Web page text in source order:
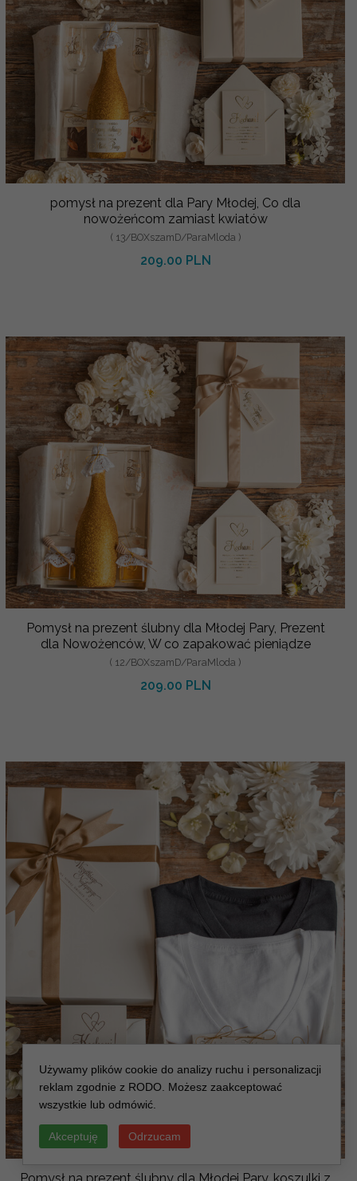
pomysł na prezent dla Pary Młodej, Co dla
nowożeńcom zamiast kwiatów
( 13/BOXszamD/ParaMloda )
209.00 PLN
Pomysł na prezent ślubny dla Młodej Pary, Prezent
dla Nowożenców, W co zapakować pieniądze
( 12/BOXszamD/ParaMloda )
209.00 PLN
Używamy plików cookie do analizy ruchu i personalizacji
reklam zgodnie z RODO. Możesz zaakceptować
wszystkie lub odmówić.
Akceptuję Odrzucam